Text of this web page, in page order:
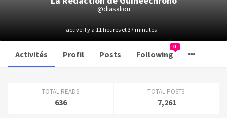
@diasaliou
active il y a 11 heures et 37 minutes
Activités Profil Posts Following
0
TOTAL READS:
636
TOTAL POSTS:
7,261